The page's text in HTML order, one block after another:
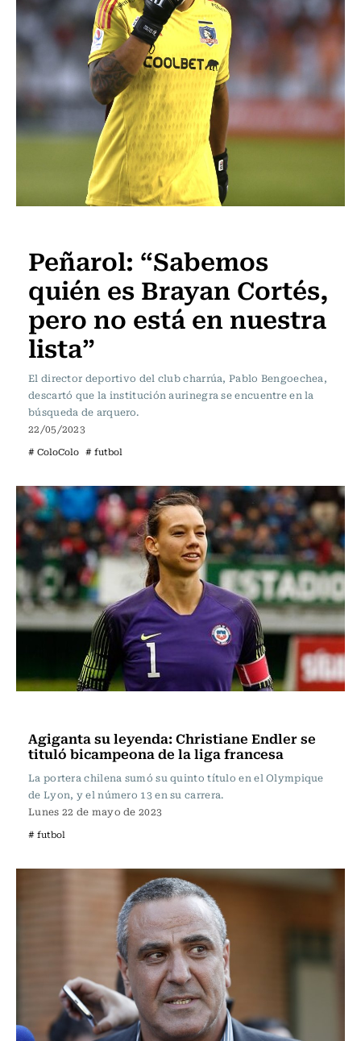
Peñarol: “Sabemos
quién es Brayan Cortés,
pero no está en nuestra
lista”
El director deportivo del club charrúa, Pablo Bengoechea,
descartó que la institución aurinegra se encuentre en la
búsqueda de arquero.
22/05/2023
# ColoColo # futbol
Agiganta su leyenda: Christiane Endler se
tituló bicampeona de la liga francesa
La portera chilena sumó su quinto título en el Olympique
de Lyon, y el número 13 en su carrera.
Lunes 22 de mayo de 2023
# futbol